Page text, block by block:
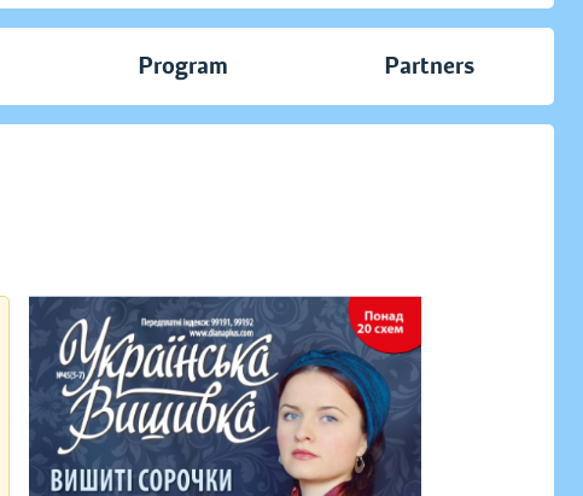
Program Partners